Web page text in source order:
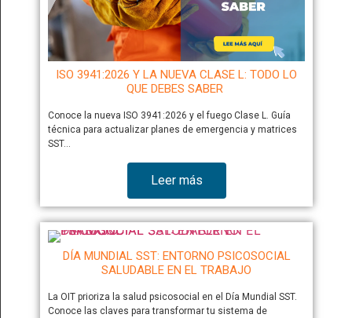
ISO 3941:2026 Y LA NUEVA CLASE L: TODO LO
QUE DEBES SABER
Conoce la nueva ISO 3941:2026 y el fuego Clase L. Guía
técnica para actualizar planes de emergencia y matrices
SST…
Leer más
DÍA MUNDIAL SST: ENTORNO PSICOSOCIAL
SALUDABLE EN EL TRABAJO
La OIT prioriza la salud psicosocial en el Día Mundial SST.
Conoce las claves para transformar tu sistema de